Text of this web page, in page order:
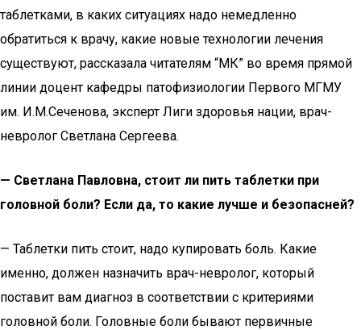
таблетками, в каких ситуациях надо немедленно
обратиться к врачу, какие новые технологии лечения
существуют, рассказала читателям “МК” во время прямой
линии доцент кафедры патофизиологии Первого МГМУ
им. И.М.Сеченова, эксперт Лиги здоровья нации, врач-
невролог Светлана Сергеева.
— Светлана Павловна, стоит ли пить таблетки при
головной боли? Если да, то какие лучше и безопасней?
— Таблетки пить стоит, надо купировать боль. Какие
именно, должен назначить врач-невролог, который
поставит вам диагноз в соответствии с критериями
головной боли. Головные боли бывают первичные